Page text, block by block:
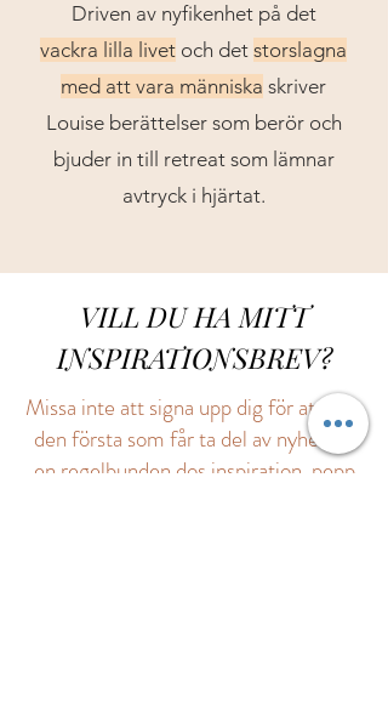
Driven av nyfikenhet på det
vackra lilla livet och det storslagna
med att vara människa skriver
Louise berättelser som berör och
bjuder in till retreat som lämnar
avtryck i hjärtat.
VILL DU HA MITT
INSPIRATIONSBREV?
Missa inte att signa upp dig för att vara
den första som får ta del av nyheter,
en regelbunden dos inspiration, pepp